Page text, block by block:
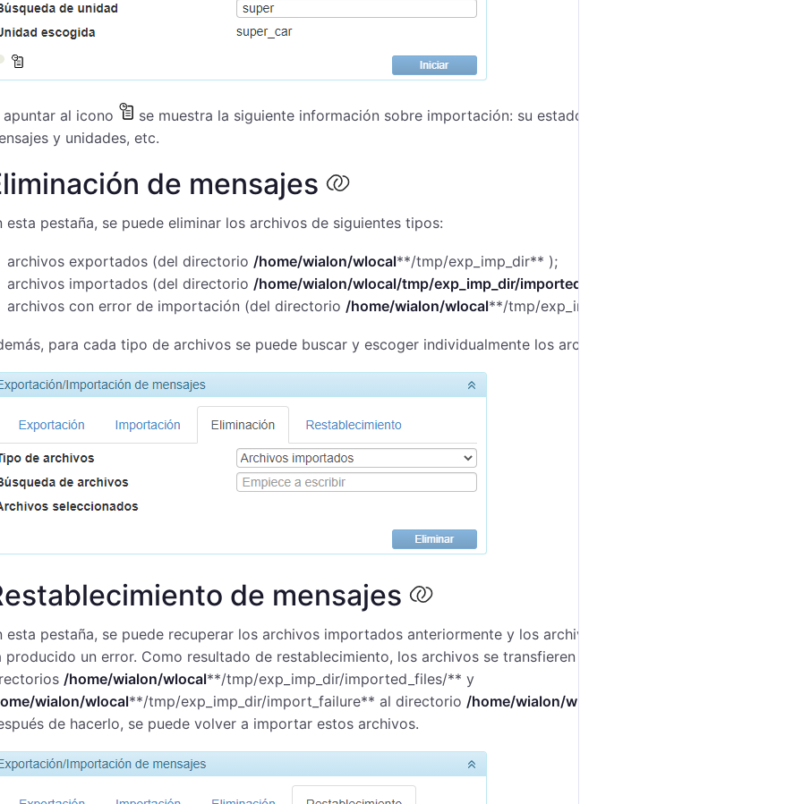
apuntar al icono
se muestra la siguiente información sobre importación: su estado, hora de inicio, cantidad de
y unidades, etc.
de mensajes
esta pestaña, se puede eliminar los archivos de siguientes tipos:
archivos exportados (del directorio /home/wialon/wlocal**/tmp/exp_imp_dir** );
archivos importados (del directorio /home/wialon/wlocal/tmp/exp_imp_dir/imported_files/
archivos con error de importación (del directorio /home/wialon/wlocal**/tmp/exp_imp_dir/import_failure**).
para cada tipo de archivos se puede buscar y escoger individualmente los archivos que desea eliminar.
de mensajes
esta pestaña, se puede recuperar los archivos importados anteriormente y los archivos al importar los cuales se
producido un error. Como resultado de restablecimiento, los archivos se transfieren de los
/home/wialon/wlocal**/tmp/exp_imp_dir/imported_files/** y
wialon/wlocal**/tmp/exp_imp_dir/import_failure** al directorio /home/wialon/wlocal
de hacerlo, se puede volver a importar estos archivos.